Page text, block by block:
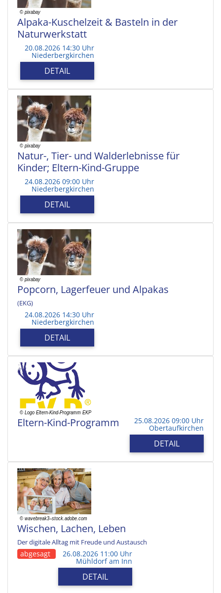
Alpaka-Kuschelzeit & Basteln in der
Naturwerkstatt
20.08.2026 14:30 Uhr
Niederbergkirchen
DETAIL
Natur-, Tier- und Walderlebnisse für
Kinder; Eltern-Kind-Gruppe
24.08.2026 09:00 Uhr
Niederbergkirchen
DETAIL
Popcorn, Lagerfeuer und Alpakas
(EKG)
24.08.2026 14:30 Uhr
Niederbergkirchen
DETAIL
Eltern-Kind-Programm 25.08.2026 09:00 Uhr
Obertaufkirchen
DETAIL
Wischen, Lachen, Leben
Der digitale Alltag mit Freude und Austausch
abgesagt 26.08.2026 11:00 Uhr
Mühldorf am Inn
DETAIL